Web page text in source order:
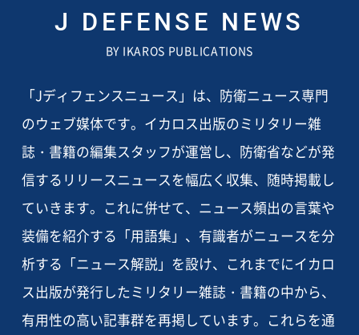
J DEFENSE NEWS
BY IKAROS PUBLICATIONS
「Jディフェンスニュース」は、防衛ニュース専門
のウェブ媒体です。イカロス出版のミリタリー雑
誌・書籍の編集スタッフが運営し、防衛省などが発
信するリリースニュースを幅広く収集、随時掲載し
ていきます。これに併せて、ニュース頻出の言葉や
装備を紹介する「用語集」、有識者がニュースを分
析する「ニュース解説」を設け、これまでにイカロ
ス出版が発行したミリタリー雑誌・書籍の中から、
有用性の高い記事群を再掲しています。これらを通